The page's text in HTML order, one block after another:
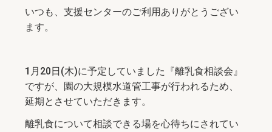
いつも、支援センターのご利用ありがとうござい
ます。
1月20日(木)に予定していました『離乳食相談会』
ですが、園の大規模水道管工事が行われるため、
延期とさせていただきます。
離乳食について相談できる場を心待ちにされてい